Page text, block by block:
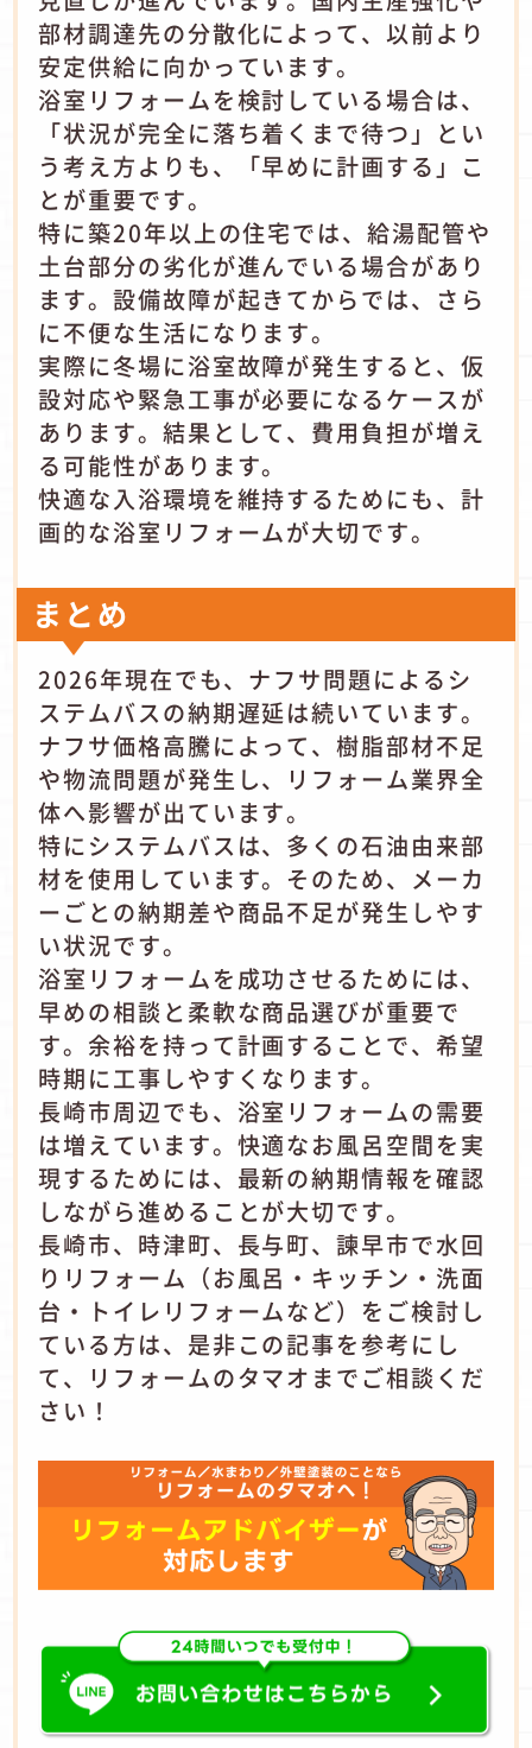
部材調達先の分散化によって、以前より
安定供給に向かっています。
浴室リフォームを検討している場合は、
「状況が完全に落ち着くまで待つ」とい
う考え方よりも、「早めに計画する」こ
とが重要です。
特に築20年以上の住宅では、給湯配管や
土台部分の劣化が進んでいる場合があり
ます。設備故障が起きてからでは、さら
に不便な生活になります。
実際に冬場に浴室故障が発生すると、仮
設対応や緊急工事が必要になるケースが
あります。結果として、費用負担が増え
る可能性があります。
快適な入浴環境を維持するためにも、計
画的な浴室リフォームが大切です。
まとめ
2026年現在でも、ナフサ問題によるシ
ステムバスの納期遅延は続いています。
ナフサ価格高騰によって、樹脂部材不足
や物流問題が発生し、リフォーム業界全
体へ影響が出ています。
特にシステムバスは、多くの石油由来部
材を使用しています。そのため、メーカ
ーごとの納期差や商品不足が発生しやす
い状況です。
浴室リフォームを成功させるためには、
早めの相談と柔軟な商品選びが重要で
す。余裕を持って計画することで、希望
時期に工事しやすくなります。
長崎市周辺でも、浴室リフォームの需要
は増えています。快適なお風呂空間を実
現するためには、最新の納期情報を確認
しながら進めることが大切です。
長崎市、時津町、長与町、諫早市で水回
りリフォーム（お風呂・キッチン・洗面
台・トイレリフォームなど）をご検討し
ている方は、是非この記事を参考にし
て、リフォームのタマオまでご相談くだ
さい！